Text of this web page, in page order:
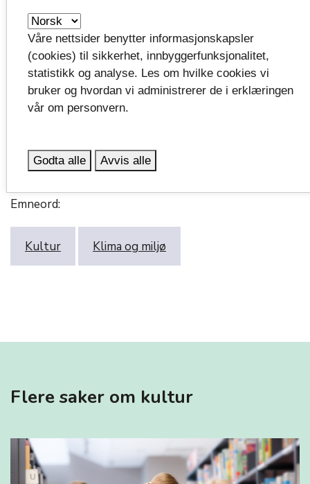
litteraturprisen og kulturstipend i forlengelse av den
årlige kulturkonferansen for Vestfold 20. november.
Juryen for Vestfolds litteraturpris 2025 har
bestått av:
Emneord:
Kultur Klima og miljø
Flere saker om kultur
Våre nettsider benytter informasjonskapsler
(cookies) til sikkerhet, innbyggerfunksjonalitet,
statistikk og analyse. Les om hvilke cookies vi
bruker og hvordan vi administrerer de i erklæringen
vår om personvern.
Godta alle Avvis alle